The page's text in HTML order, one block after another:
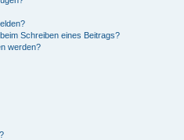
Schreiben eines Beitrags?
werden?